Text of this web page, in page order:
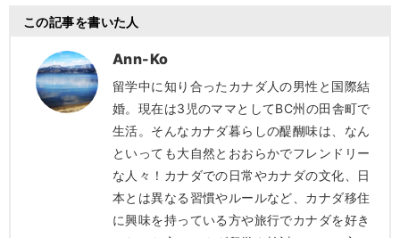
この記事を書いた人
Ann-Ko
留学中に知り合ったカナダ人の男性と国際結
婚。現在は3児のママとしてBC州の田舎町で
生活。そんなカナダ暮らしの醍醐味は、なん
といっても大自然とおおらかでフレンドリー
な人々！カナダでの日常やカナダの文化、日
本とは異なる習慣やルールなど、カナダ移住
に興味を持っている方や旅行でカナダを好き